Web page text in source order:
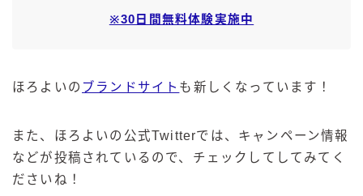
※30日間無料体験実施中
ほろよいの ブランドサイト も新しくなっています！
また、ほろよいの公式Twitterでは、キャンペーン情報
などが投稿されているので、チェックしてしてみてく
ださいね！